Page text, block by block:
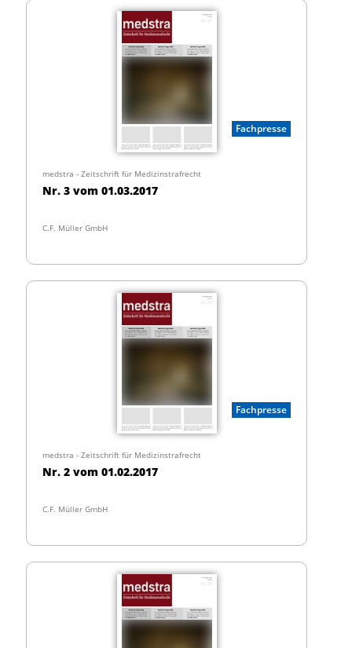
Fachpresse
medstra - Zeitschrift für Medizinstrafrecht
Nr. 3 vom 01.03.2017
C.F. Müller GmbH
Fachpresse
medstra - Zeitschrift für Medizinstrafrecht
Nr. 2 vom 01.02.2017
C.F. Müller GmbH